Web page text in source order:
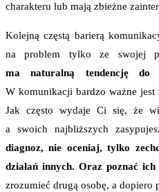
charakteru lub mają zbieżne
Kolejną częstą barierą
na problem tylko ze swojej
ma naturalną tendencję do
W komunikacji bardzo ważne
Jak często wydaje Ci się, że
a swoich najbliższych
diagnoz, nie oceniaj, tylko
działań innych. Oraz poznać ich
zrozumieć drugą osobę, a dopiero